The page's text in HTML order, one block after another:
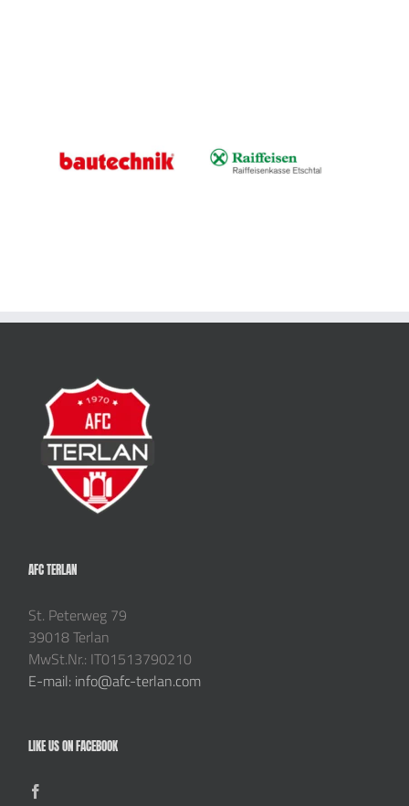
AFC TERLAN
St. Peterweg 79
39018 Terlan
MwSt.Nr.: IT01513790210
E-mail: info@afc-terlan.com
LIKE US ON FACEBOOK